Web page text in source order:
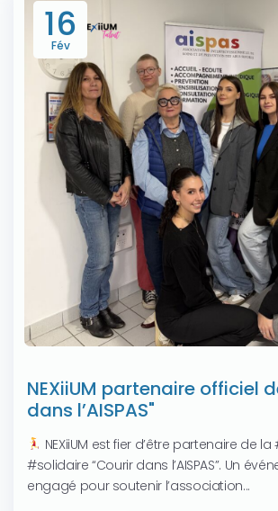
16
Fév
NEXiiUM partenaire officiel
dans l’AISPAS"
NEXiiUM est fier d’être partenaire de
#solidaire “Courir dans l’AISPAS”. Un
engagé pour soutenir l’association...